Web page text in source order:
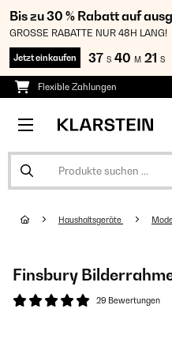
Bis zu 30 % Rabatt auf
GROSSE RABATTE NUR 48H LANG!
Jetzt einkaufen 37 S 40 M 21 S
Flexible Zahlungen
Haushaltsgeräte
Finsbury
29 Bewertungen